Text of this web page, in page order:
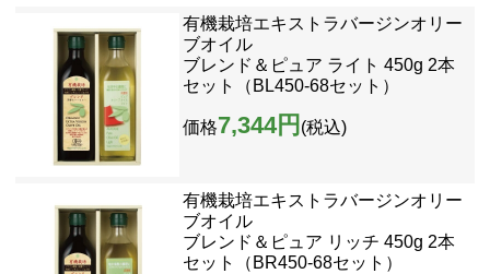
有機栽培エキストラバージンオリー
ブオイル
ブレンド＆ピュア ライト 450g 2本
セット（BL450-68セット）
価格7,344円 (税込)
有機栽培エキストラバージンオリー
ブオイル
ブレンド＆ピュア リッチ 450g 2本
セット（BR450-68セット）